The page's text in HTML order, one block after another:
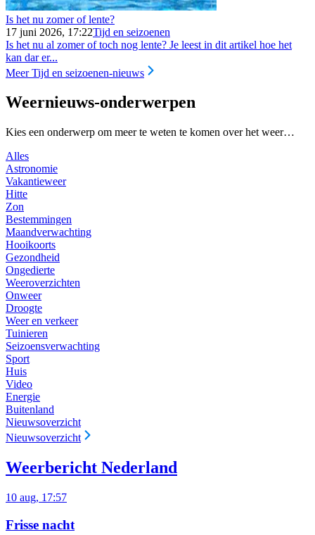
Is het nu zomer of lente?
17 juni 2026, 17:22Tijd en seizoenen
Is het nu al zomer of toch nog lente? Je leest in dit artikel hoe het
kan dar er...
Meer Tijd en seizoenen-nieuws
Weernieuws-onderwerpen
Kies een onderwerp om meer te weten te komen over het weer…
Alles
Astronomie
Vakantieweer
Hitte
Zon
Bestemmingen
Maandverwachting
Hooikoorts
Gezondheid
Ongedierte
Weeroverzichten
Onweer
Droogte
Weer en verkeer
Tuinieren
Seizoensverwachting
Sport
Huis
Video
Energie
Buitenland
Nieuwsoverzicht
Nieuwsoverzicht
Weerbericht Nederland
10 aug, 17:57
Frisse nacht